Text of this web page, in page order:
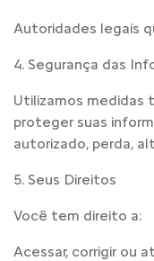
Autoridades legais
4. Segurança das
Utilizamos medidas
proteger suas
autorizado, perda,
5. Seus Direitos
Você tem direito a:
Acessar, corrigir ou